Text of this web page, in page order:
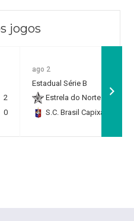
jogos
2
0
ago 2
Estadual Série B
Estrela do Norte F.C.
S.C. Brasil Capixaba